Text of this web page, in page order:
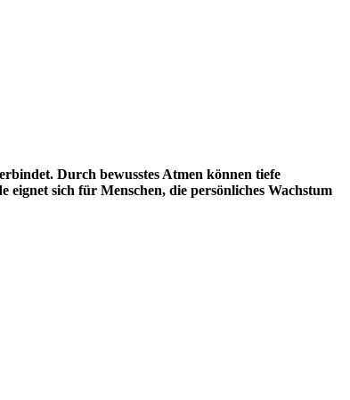
Durch bewusstes Atmen können tiefe
eignet sich für Menschen, die persönliches Wachstum